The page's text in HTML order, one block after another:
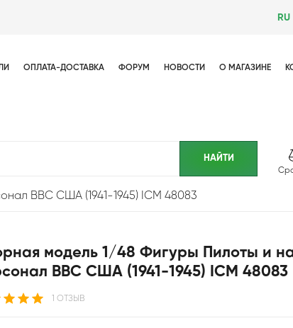
RU
ОПЛАТА-ДОСТАВКА ФОРУМ НОВОСТИ О МАГАЗИНЕ
ВВС США (1941-1945) ICM 48083
модель 1/48 Фигуры Пилоты и
ВВС США (1941-1945) ICM 48083
1 ОТЗЫВ